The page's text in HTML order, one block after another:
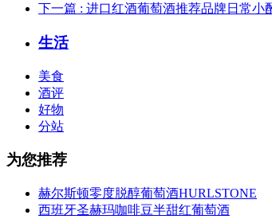
下一篇 : 进口红酒葡萄酒推荐品牌日常小
生活
美食
酒评
好物
分站
为您推荐
赫尔斯顿零度脱醇葡萄酒HURLSTONE
西班牙圣赫玛咖啡豆半甜红葡萄酒